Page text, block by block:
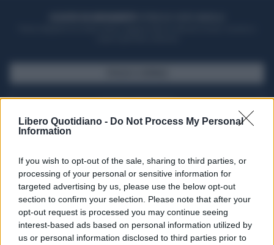
Libero Quotidiano - Do Not Process My Personal
Information
If you wish to opt-out of the sale, sharing to third parties, or
processing of your personal or sensitive information for
targeted advertising by us, please use the below opt-out
section to confirm your selection. Please note that after your
opt-out request is processed you may continue seeing
interest-based ads based on personal information utilized by
us or personal information disclosed to third parties prior to